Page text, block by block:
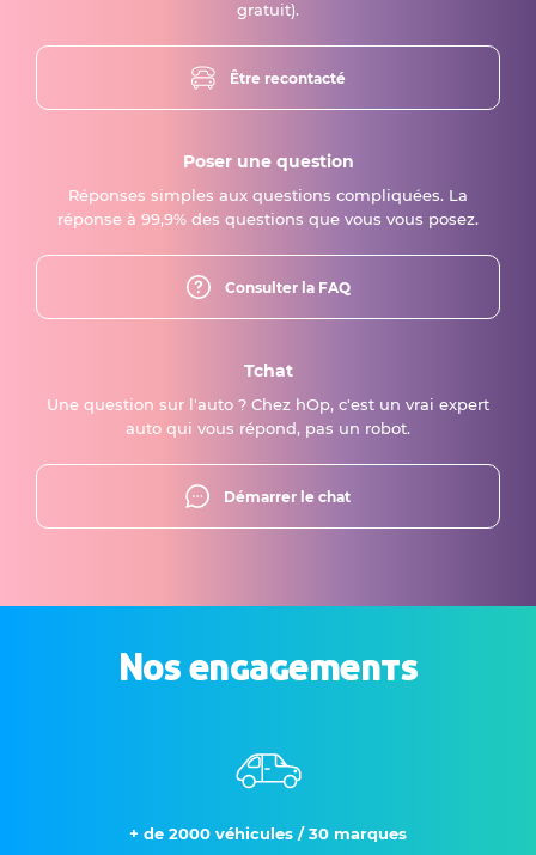
gratuit).
Être recontacté
Poser une question
Réponses simples aux questions compliquées. La
réponse à 99,9% des questions que vous vous posez.
Consulter la FAQ
Tchat
Une question sur l'auto ? Chez hOp, c'est un vrai expert
auto qui vous répond, pas un robot.
Démarrer le chat
Nos engagements
+ de 2000 véhicules / 30 marques